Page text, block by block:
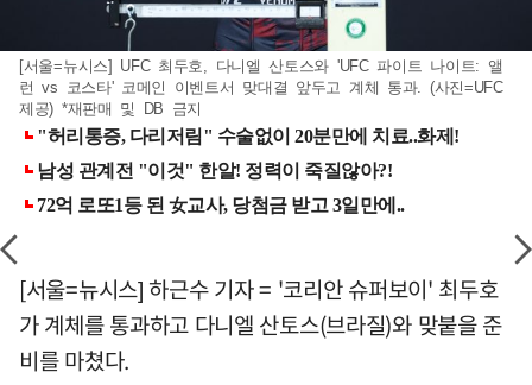
[서울=뉴시스] UFC 최두호, 다니엘 산토스와 'UFC 파이트 나이트: 앨
런 vs 코스타' 코메인 이벤트서 맞대결 앞두고 계체 통과. (사진=UFC
제공) *재판매 및 DB 금지
[서울=뉴시스] 하근수 기자 = '코리안 슈퍼보이' 최두호
가 계체를 통과하고 다니엘 산토스(브라질)와 맞붙을 준
비를 마쳤다.